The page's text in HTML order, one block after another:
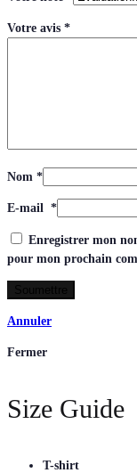
Votre avis *
Nom *
E-mail *
Enregistrer mon
pour mon prochain
Annuler
Fermer
Size Guide
T-shirt